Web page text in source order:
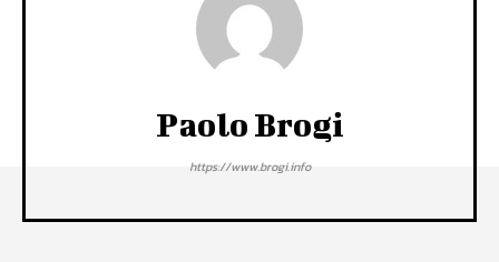
Paolo Brogi
https://www.brogi.info